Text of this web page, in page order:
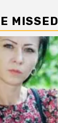
MISSED